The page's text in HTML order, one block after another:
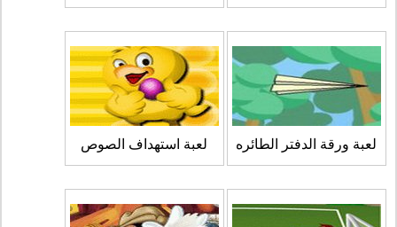
لعبة ورقة الدفتر الطائره لعبة استهداف الصوص